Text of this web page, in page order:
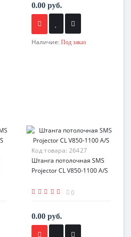
0.00 руб.
Наличие: Под заказ
Код товара: 26427
Штанга потолочная SMS
Projector CL V850-1100 A/S
0
0.00 руб.